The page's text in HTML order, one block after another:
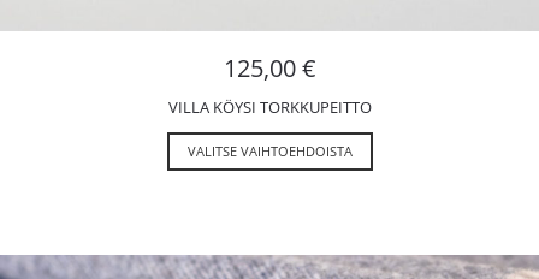
125,00€
VILLA KÖYSI TORKKUPEITTO
VALITSE VAIHTOEHDOISTA